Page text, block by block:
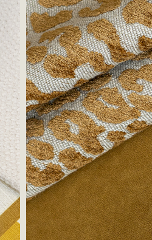
COLEÇÃO
Tramas que
revelam. Entre tramas, a